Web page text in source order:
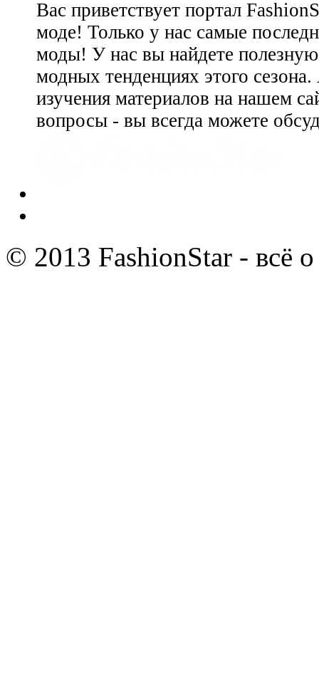
Вас приветствует портал
моде! Только у нас самые
моды! У нас вы найдете
модных тенденциях этого
изучения материалов на нашем
вопросы - вы всегда можете
© 2013 FashionStar - всё